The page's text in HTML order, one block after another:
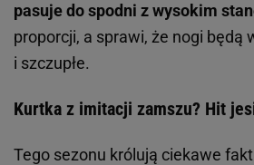
pasuje do spodni z wysokim
proporcji, a sprawi, że nogi będą
i szczupłe.
Kurtka z imitacji zamszu? Hit
Tego sezonu królują ciekawe